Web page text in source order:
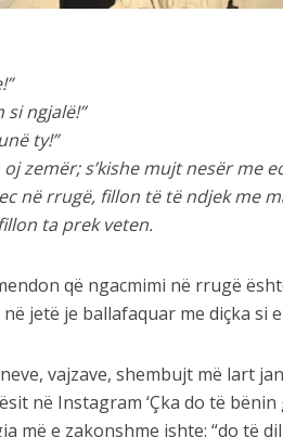
ngjalë!”
ty!”
zemër; s’kishe mujt nesër me
në rrugë, fillon të të ndjek me
ta prek veten.
që ngacmimi në rrugë
jetë je ballafaquar me diçka si
vajzave, shembujt më lart
në Instagram ‘Çka do të
më e zakonshme ishte: “do të